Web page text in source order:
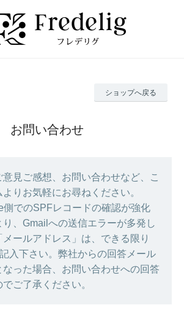
ショップへ戻る
お問い合わせ
見ご感想、お問い合わせなど、こ
りお気軽にお尋ねください。
でのSPFレコードの確認が強化
り、Gmailへの送信エラーが多発し
ールアドレス」は、できる限り
入下さい。弊社からの回答メール
なった場合、お問い合わせへの回答
ご了承ください。